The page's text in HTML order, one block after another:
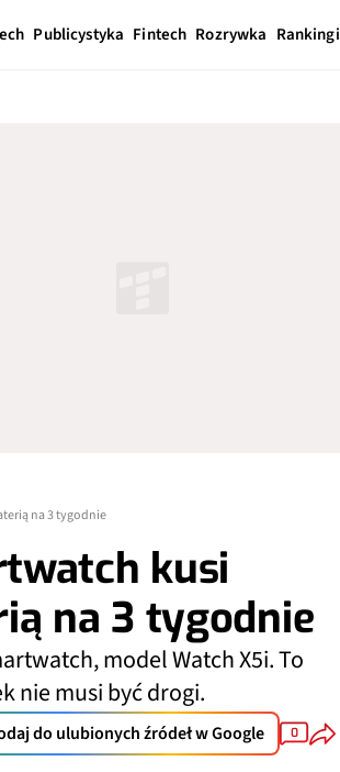
Publicystyka Fintech Rozrywka Rankingi
na 3 tygodnie
kusi
na 3 tygodnie
model Watch X5i. To
nie musi być drogi.
do ulubionych źródeł w Google 0